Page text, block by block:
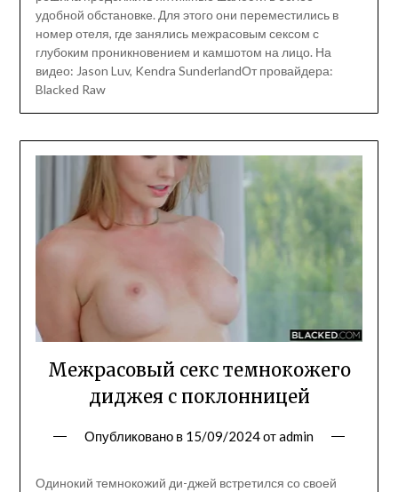
удобной обстановке. Для этого они переместились в
номер отеля, где занялись межрасовым сексом с
глубоким проникновением и камшотом на лицо. На
видео: Jason Luv, Kendra SunderlandОт провайдера:
Blacked Raw
Межрасовый секс темнокожего
диджея с поклонницей
Опубликовано в 15/09/2024отadmin
Одинокий темнокожий ди-джей встретился со своей